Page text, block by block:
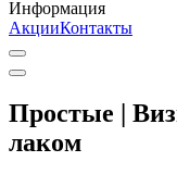
Информация
АкцииКонтакты
Простые |
лаком